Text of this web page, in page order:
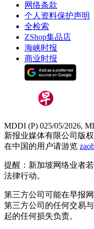
网络条款
个人资料保护声明
全检索
ZShop集品店
海峡时报
商业时报
MDDI (P) 025/05/2026,
新报业媒体有限公司版
在中国的用户请游览
提醒：新加坡网络业者
法律行动。
第三方公司可能在早报
第三方公司的任何交易
起的任何损失负责。